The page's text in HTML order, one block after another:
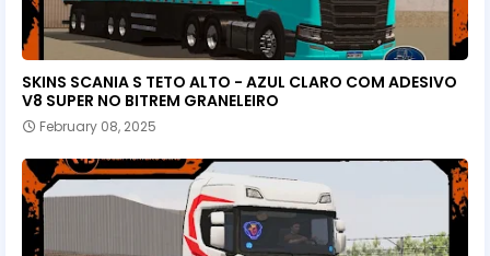
SKINS SCANIA S TETO ALTO - AZUL CLARO COM ADESIVO
V8 SUPER NO BITREM GRANELEIRO
February 08, 2025